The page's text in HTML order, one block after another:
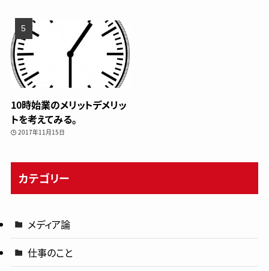
10時始業のメリットデメリッ
トを考えてみる。
2017年11月15日
カテゴリー
メディア論
仕事のこと